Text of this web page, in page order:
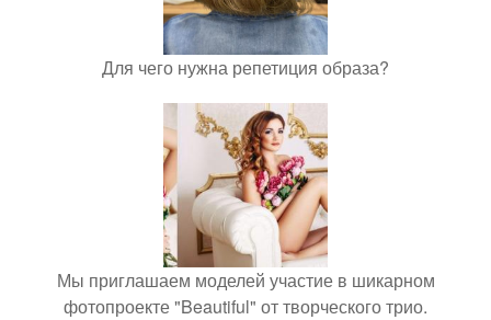
Для чего нужна репетиция образа?
Мы приглашаем моделей участие в шикарном
фотопроекте "Beautiful" от творческого трио.